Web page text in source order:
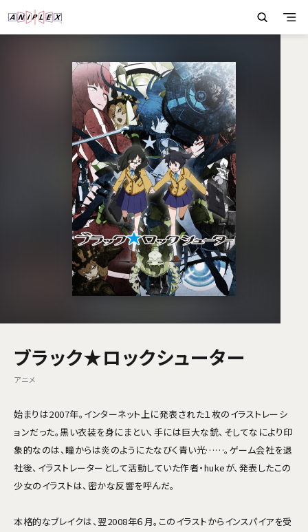
ブラック★ロックシューター
アニメ
始まりは2007年。インターネット上に発表された１枚のイラストレーシ
ョンだった。黒い衣装を身にまとい、手には巨大な銃、そしてなにより印
象的なのは、瞳からは炎のようにたなびく青い光……。ゲーム会社を退
社後、イラストレーターとして活動していた作者・hukeが、発表したこの
少女のイラストは、密かな反響を呼んだ。
本格的なブレイクは、翌2008年６月。このイラストからインスパイアを受